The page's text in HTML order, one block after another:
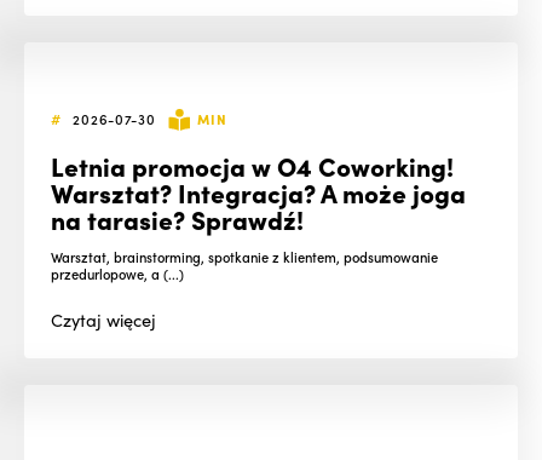
# 2026-07-30 MIN
Letnia promocja w O4 Coworking!
Warsztat? Integracja? A może joga
na tarasie? Sprawdź!
Warsztat, brainstorming, spotkanie z klientem, podsumowanie
przedurlopowe, a (...)
Czytajwięcej